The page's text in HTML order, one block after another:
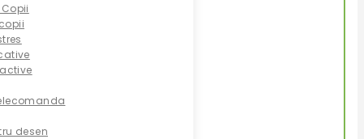
desen